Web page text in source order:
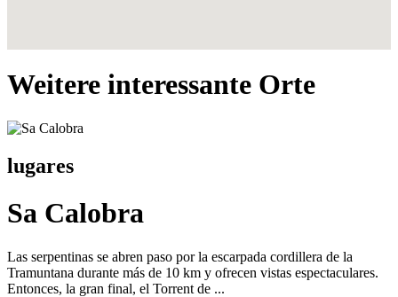
Weitere interessante Orte
lugares
Sa Calobra
Las serpentinas se abren paso por la escarpada cordillera de la
Tramuntana durante más de 10 km y ofrecen vistas espectaculares.
Entonces, la gran final, el Torrent de ...